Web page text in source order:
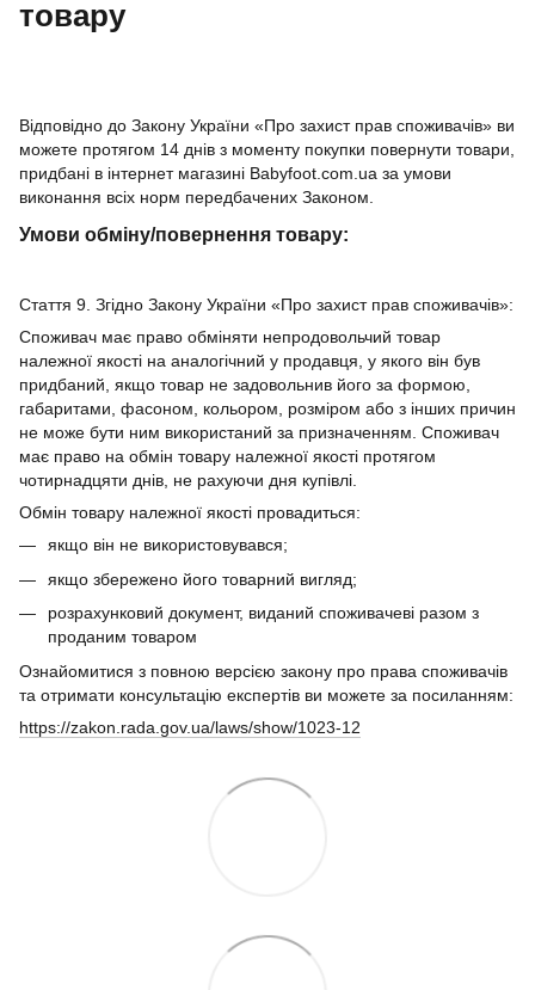
товару
Відповідно до Закону України «Про захист прав споживачів» ви
можете протягом 14 днів з моменту покупки повернути товари,
придбані в інтернет магазині Babyfoot.com.ua за умови
виконання всіх норм передбачених Законом.
Умови обміну/повернення товару:
Стаття 9. Згідно Закону України «Про захист прав споживачів»:
Споживач має право обміняти непродовольчий товар
належної якості на аналогічний у продавця, у якого він був
придбаний, якщо товар не задовольнив його за формою,
габаритами, фасоном, кольором, розміром або з інших причин
не може бути ним використаний за призначенням. Споживач
має право на обмін товару належної якості протягом
чотирнадцяти днів, не рахуючи дня купівлі.
Обмін товару належної якості провадиться:
якщо він не використовувався;
якщо збережено його товарний вигляд;
розрахунковий документ, виданий споживачеві разом з
проданим товаром
Ознайомитися з повною версією закону про права споживачів
та отримати консультацію експертів ви можете за посиланням:
https://zakon.rada.gov.ua/laws/show/1023-12